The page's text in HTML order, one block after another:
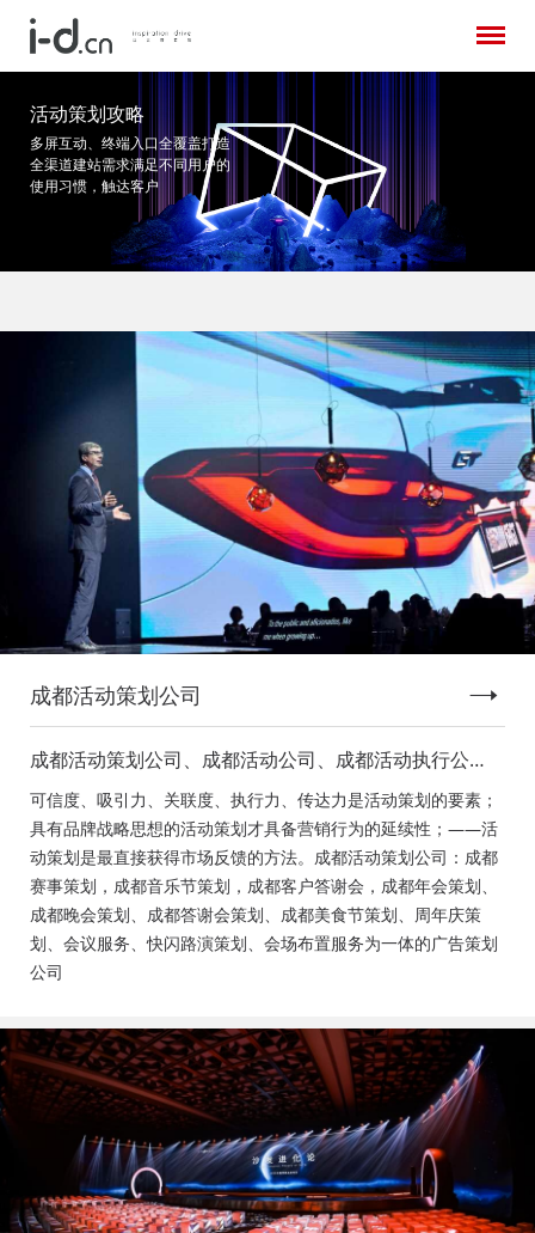
活动策划攻略
多屏互动、终端入口全覆盖打造
全渠道建站需求满足不同用户的
使用习惯，触达客户
成都活动策划公司
成都活动策划公司、成都活动公司、成都活动执行公
司、成都庆典活动策划公司、成都发布会策划公司、成
都音乐节策划公司、成都年会活动策划
可信度、吸引力、关联度、执行力、传达力是活动策划的要素；
具有品牌战略思想的活动策划才具备营销行为的延续性；——活
动策划是最直接获得市场反馈的方法。成都活动策划公司：成都
赛事策划，成都音乐节策划，成都客户答谢会，成都年会策划、
成都晚会策划、成都答谢会策划、成都美食节策划、周年庆策
划、会议服务、快闪路演策划、会场布置服务为一体的广告策划
公司